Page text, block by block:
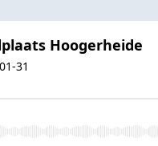
Hoogerheide
31